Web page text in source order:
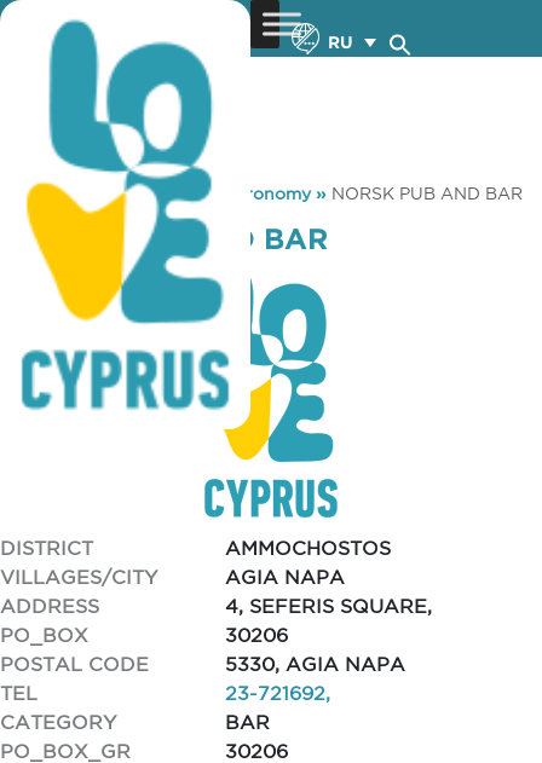
RU
You are here: Home »Gastronomy» NORSK PUB AND BAR
NORSK PUB AND BAR
DISTRICT
AMMOCHOSTOS
VILLAGES/CITY
AGIA NAPA
ADDRESS
4, SEFERIS SQUARE,
PO_BOX
30206
POSTAL CODE
5330, AGIA NAPA
TEL
23-721692,
CATEGORY
BAR
PO_BOX_GR
30206